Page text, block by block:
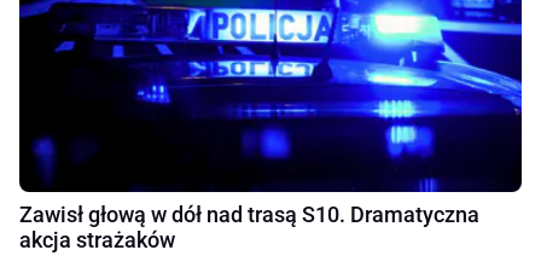
Zawisł głową w dół nad trasą S10. Dramatyczna
akcja strażaków